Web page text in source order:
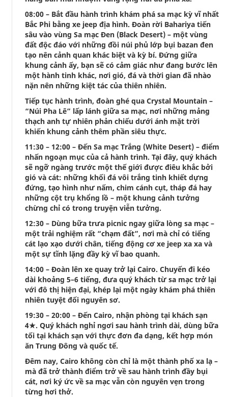
08:00 – Bắt đầu hành trình khám phá sa mạc kỳ vĩ nhất
Bắc Phi bằng xe jeep địa hình. Đoàn rời Bahariya tiến
sâu vào vùng Sa mạc Đen (Black Desert) – một vùng
đất độc đáo với những đồi núi phủ lớp bụi bazan đen
tạo nên cảnh quan khác biệt và kỳ bí. Đứng giữa
khung cảnh ấy, bạn sẽ có cảm giác như đang bước lên
một hành tinh khác, nơi gió, đá và thời gian đã nhào
nặn nên những kiệt tác của thiên nhiên.
Tiếp tục hành trình, đoàn ghé qua Crystal Mountain –
“Núi Pha Lê” lấp lánh giữa sa mạc, nơi những mảng
thạch anh tự nhiên phản chiếu dưới ánh mặt trời
khiến khung cảnh thêm phần siêu thực.
11:30 – 12:00 – Đến Sa mạc Trắng (White Desert) – điểm
nhấn ngoạn mục của cả hành trình. Tại đây, quý khách
sẽ ngỡ ngàng trước một thế giới được điêu khắc bởi
gió và cát: những khối đá vôi trắng tinh khiết dựng
đứng, tạo hình như nấm, chim cánh cụt, tháp đá hay
những cột trụ khổng lồ – một khung cảnh tưởng
chừng chỉ có trong truyện viễn tưởng.
12:30 – Dùng bữa trưa picnic ngay giữa lòng sa mạc –
một trải nghiệm rất “chạm đất”, nơi mà chỉ có tiếng
cát lạo xạo dưới chân, tiếng động cơ xe jeep xa xa và
một sự tĩnh lặng đầy kỳ vĩ bao quanh.
14:00 – Đoàn lên xe quay trở lại Cairo. Chuyến đi kéo
dài khoảng 5–6 tiếng, đưa quý khách từ sa mạc trở lại
với đô thị hiện đại, khép lại một ngày khám phá thiên
nhiên tuyệt đối nguyên sơ.
19:30 – 20:00 – Đến Cairo, nhận phòng tại khách sạn
4★. Quý khách nghỉ ngơi sau hành trình dài, dùng bữa
tối tại khách sạn với thực đơn đa dạng, kết hợp món
ăn Trung Đông và quốc tế.
Đêm nay, Cairo không còn chỉ là một thành phố xa lạ –
mà đã trở thành điểm trở về sau hành trình đầy bụi
cát, nơi ký ức về sa mạc vẫn còn nguyên vẹn trong
từng hơi thở.